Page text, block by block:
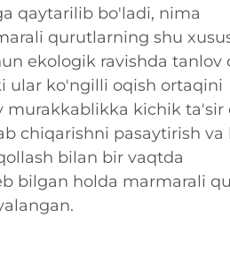
qaytarilib bo'ladi, nima
qurutlarning shu
ekologik ravishda tanlov
ular ko'ngilli oqish ortaqini
murakkablikka kichik ta'sir
chiqarishni pasaytirish
bilan bir vaqtda
bilgan holda marmarali